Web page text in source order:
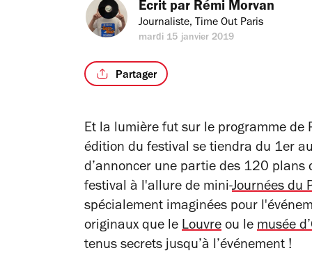
Écrit par Rémi Morvan
Journaliste, Time Out Paris
mardi 15 janvier 2019
Partager
Et la lumière fut sur le programme de
édition du festival se tiendra du 1er
d’annoncer une partie des 120 plans
festival à l'allure de mini-Journées du
spécialement imaginées pour
originaux que le Louvre ou le musée
tenus secrets jusqu’à l’événement !